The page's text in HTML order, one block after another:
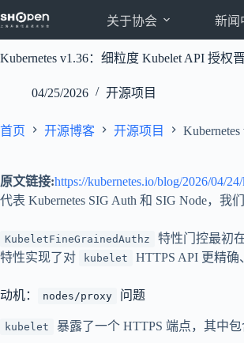
至
容
关于协会 新闻
Kubernetes v1.36：细粒度 Kubelet API 授权
04/25/2026 开源项目
首页 开源博客 开源项目
原文链接:https://kubernetes.io/blog/2026/04/
代表 Kubernetes SIG Auth 和 SIG Node，
KubeletFineGrainedAuthz
特性门控最初
特性实现了对
kubelet HTTPS API 更精
动机： nodes/proxy 问题
kubelet 暴露了一个 HTTPS 端点，其中